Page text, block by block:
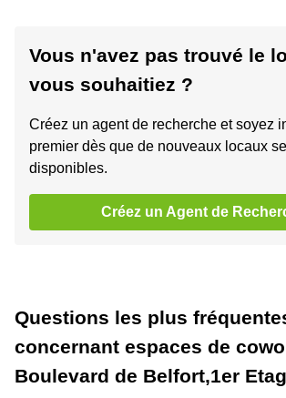
Vous n'avez pas trouvé le
vous souhaitiez ?
Créez un agent de recherche et soyez
premier dès que de nouveaux locaux
disponibles.
Créez un Agent de
Questions les plus
concernant espaces de
Boulevard de Belfort,1er